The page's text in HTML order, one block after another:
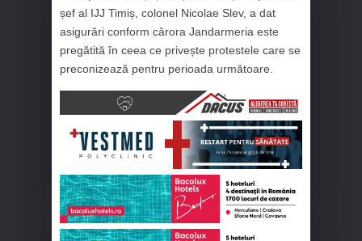
șef al IJJ Timiș, colonel Nicolae Slev, a dat
asigurări conform cărora Jandarmeria este
pregătită în ceea ce privește protestele care se
preconizează pentru perioada următoare.